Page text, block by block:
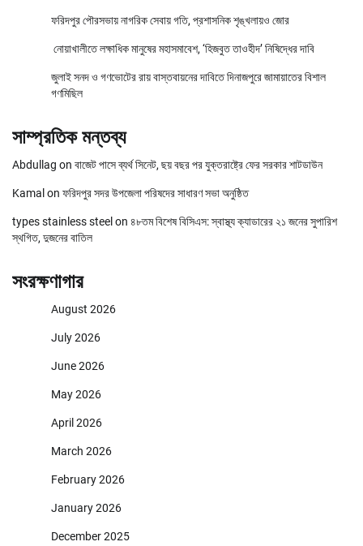
ফরিদপুর পৌরসভায় নাগরিক সেবায় গতি, প্রশাসনিক শৃঙ্খলায়ও জোর
নোয়াখালীতে লক্ষাধিক মানুষের মহাসমাবেশ, ‘হিজবুত তাওহীদ’ নিষিদ্ধের দাবি
জুলাই সনদ ও গণভোটের রায় বাস্তবায়নের দাবিতে দিনাজপুরে জামায়াতের বিশাল
গণমিছিল
সাম্প্রতিক মন্তব্য
Abdullag on বাজেট পাসে ব্যর্থ সিনেট, ছয় বছর পর যুক্তরাষ্ট্রে ফের সরকার শাটডাউন
Kamal on ফরিদপুর সদর উপজেলা পরিষদের সাধারণ সভা অনুষ্ঠিত
types stainless steel on ৪৮তম বিশেষ বিসিএস: স্বাস্থ্য ক্যাডারের ২১ জনের সুপারিশ
স্থগিত, দুজনের বাতিল
সংরক্ষণাগার
August 2026
July 2026
June 2026
May 2026
April 2026
March 2026
February 2026
January 2026
December 2025